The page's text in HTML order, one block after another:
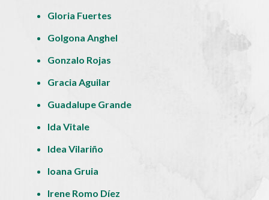
Gloria Fuertes
Golgona Anghel
Gonzalo Rojas
Gracia Aguilar
Guadalupe Grande
Ida Vitale
Idea Vilariño
Ioana Gruia
Irene Romo Díez